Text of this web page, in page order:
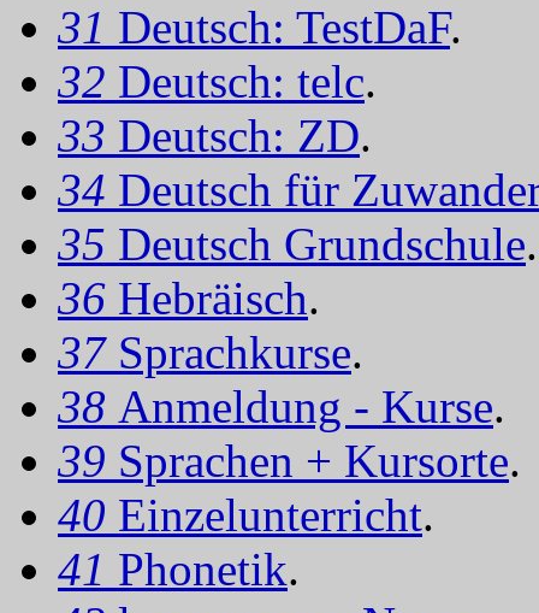
31 Deutsch: TestDaF.
32 Deutsch: telc.
33 Deutsch: ZD.
34 Deutsch für
35 Deutsch Grundschule.
36 Hebräisch.
37 Sprachkurse.
38 Anmeldung - Kurse.
39 Sprachen + Kursorte.
40 Einzelunterricht.
41 Phonetik.